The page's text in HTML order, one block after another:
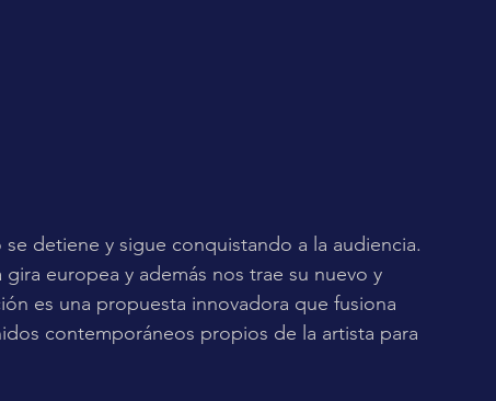
se detiene y sigue conquistando a la audiencia.
europea y además nos trae su nuevo y
es una propuesta innovadora que fusiona
contemporáneos propios de la artista para